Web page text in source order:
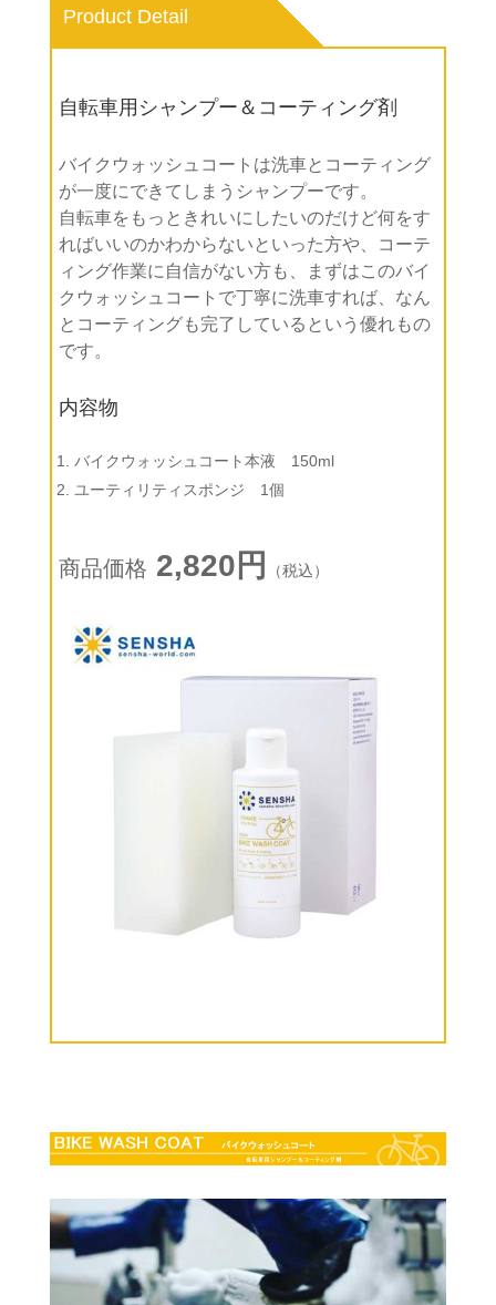
Product Detail
自転車用シャンプー＆コーティング剤
バイクウォッシュコートは洗車とコーティング
が一度にできてしまうシャンプーです。
自転車をもっときれいにしたいのだけど何をす
ればいいのかわからないといった方や、コーテ
ィング作業に自信がない方も、まずはこのバイ
クウォッシュコートで丁寧に洗車すれば、なん
とコーティングも完了しているという優れもの
です。
内容物
バイクウォッシュコート本液 150ml
ユーティリティスポンジ 1個
商品価格 2,820円 （税込）